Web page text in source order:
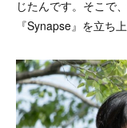
じたんです。そこで
『Synapse』を立ち